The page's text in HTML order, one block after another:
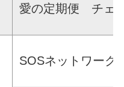
愛の定期便 チェ
SOSネットワー